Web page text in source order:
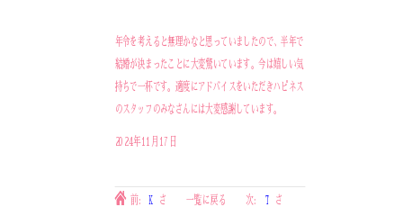
年令を考えると無理かなと思っていましたので、半年で
結婚が決まったことに大変驚いています。今は嬉しい気
持ちで一杯です。適度にアドバイスをいただきハピネス
のスタッフのみなさんには大変感謝しています。
2024年11月17日
前: K さ
一覧に戻る 次: T さ